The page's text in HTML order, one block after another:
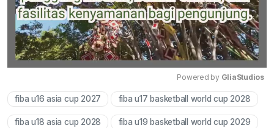
Mute
Powered by GliaStudios
fiba u16 asia cup 2027 fiba u17 basketball world cup 2028
fiba u18 asia cup 2028 fiba u19 basketball world cup 2029